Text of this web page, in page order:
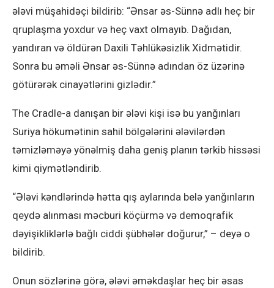
ələvi müşahidəçi bildirib: “Ənsar əs-Sünnə adlı heç bir
qruplaşma yoxdur və heç vaxt olmayıb. Dağıdan,
yandıran və öldürən Daxili Təhlükəsizlik Xidmətidir.
Sonra bu əməli Ənsar əs-Sünnə adından öz üzərinə
götürərək cinayətlərini gizlədir.”
The Cradle-a danışan bir ələvi kişi isə bu yanğınları
Suriya hökumətinin sahil bölgələrini ələvilərdən
təmizləməyə yönəlmiş daha geniş planın tərkib hissəsi
kimi qiymətləndirib.
“Ələvi kəndlərində hətta qış aylarında belə yanğınların
qeydə alınması məcburi köçürmə və demoqrafik
dəyişikliklərlə bağlı ciddi şübhələr doğurur,” – deyə o
bildirib.
Onun sözlərinə görə, ələvi əməkdaşlar heç bir əsas